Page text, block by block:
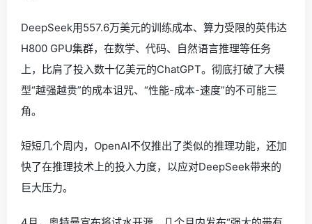
DeepSeek用557.6万美元的训练成本、算力受限的英伟达
H800 GPU集群，在数学、代码、自然语言推理等任务
上，比肩了投入数十亿美元的ChatGPT。彻底打破了大模
型“越强越贵”的成本诅咒、“性能-成本-速度”的不可能三
角。
短短几个周内，OpenAI不仅推出了类似的推理功能，还加
快了在推理技术上的投入力度，以应对DeepSeek带来的
巨大压力。